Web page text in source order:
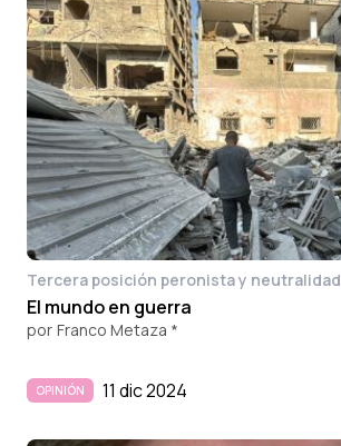
Tercera posición peronista y neutralidad
El mundo en guerra
por Franco Metaza *
OPINIÓN 11 dic 2024